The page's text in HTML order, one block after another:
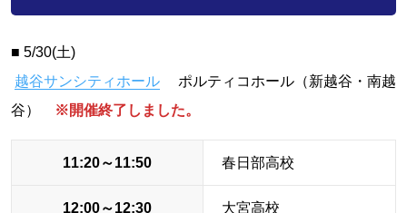
■ 5/30(土)
越谷サンシティホール
ポルティコホール（新越谷・南越
谷）
※開催終了しました。
11:20～11:50 春日部高校
12:00～12:30 大宮高校